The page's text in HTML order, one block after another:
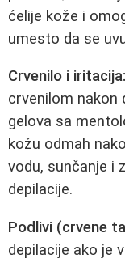
ćelije kože i
umesto da se
Crvenilo i iritacija:
crvenilom nakon
gelova sa
kožu odmah
vodu, sunčanje i
depilacije.
Podlivi (crvene
depilacije ako je